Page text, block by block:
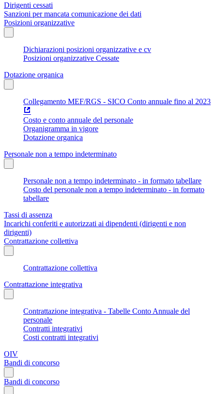
Dirigenti cessati
Sanzioni per mancata comunicazione dei dati
Posizioni organizzative
Dichiarazioni posizioni organizzative e cv
Posizioni organizzative Cessate
Dotazione organica
Collegamento MEF/RGS - SICO Conto annuale fino al 2023
Costo e conto annuale del personale
Organigramma in vigore
Dotazione organica
Personale non a tempo indeterminato
Personale non a tempo indeterminato - in formato tabellare
Costo del personale non a tempo indeterminato - in formato
tabellare
Tassi di assenza
Incarichi conferiti e autorizzati ai dipendenti (dirigenti e non
dirigenti)
Contrattazione collettiva
Contrattazione collettiva
Contrattazione integrativa
Contrattazione integrativa - Tabelle Conto Annuale del
personale
Contratti integrativi
Costi contratti integrativi
OIV
Bandi di concorso
Bandi di concorso